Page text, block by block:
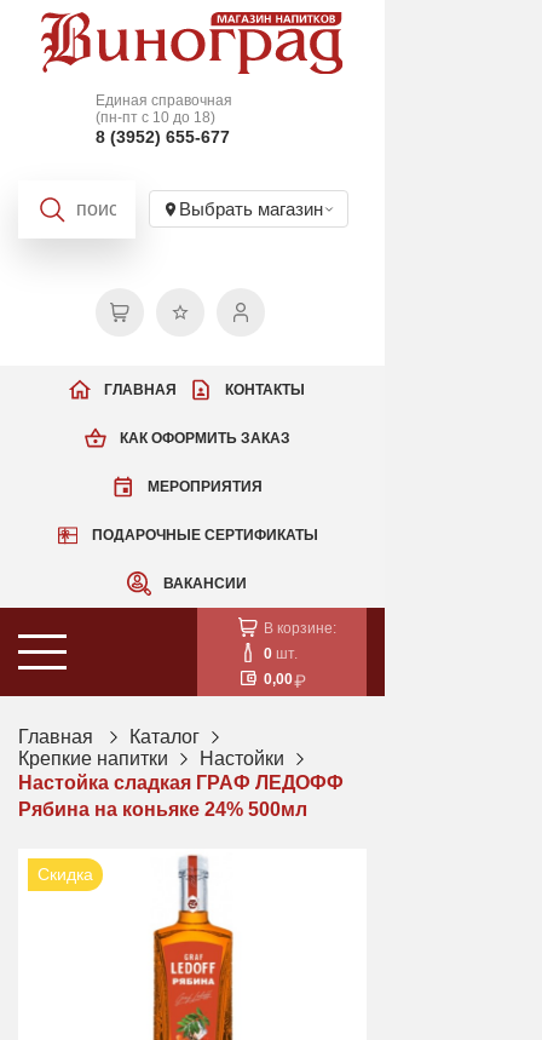
Единая справочная
(пн-пт с 10 до 18)
8 (3952) 655-677
Выбрать магазин
КАК ОФОРМИТЬ ЗАКАЗ
МЕРОПРИЯТИЯ
ПОДАРОЧНЫЕ СЕРТИФИКАТЫ
ВАКАНСИИ
ГЛАВНАЯ КОНТАКТЫ
В корзине:
0 шт.
0,00
Главная
Каталог
Крепкие напитки
Настойки
Настойка сладкая ГРАФ ЛЕДОФФ
Рябина на коньяке 24% 500мл
Скидка